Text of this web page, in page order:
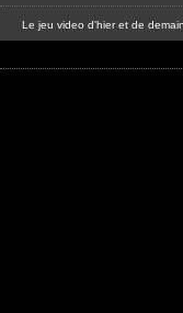
Le jeu video d'hier et de